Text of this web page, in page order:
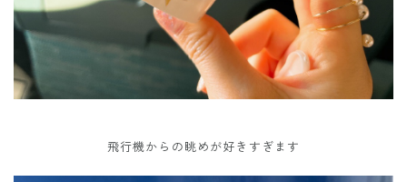
飛行機からの眺めが好きすぎます